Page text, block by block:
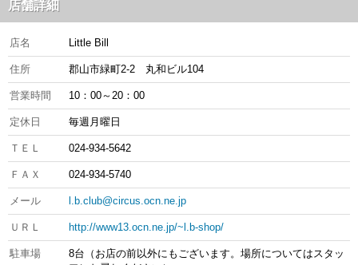
店舗詳細
店名 Little Bill
住所 郡山市緑町2-2 丸和ビル104
営業時間 10：00～20：00
定休日 毎週月曜日
ＴＥＬ 024-934-5642
ＦＡＸ 024-934-5740
メール l.b.club@circus.ocn.ne.jp
ＵＲＬ http://www13.ocn.ne.jp/~l.b-shop/
駐車場
8台（お店の前以外にもございます。場所についてはスタッ